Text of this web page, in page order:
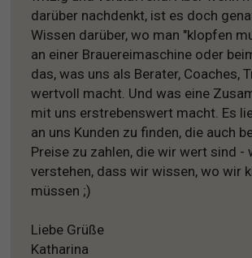
darüber nachdenkt, ist es doch
Wissen darüber, wo man "klopfen
an einer Brauereimaschine oder
das, was uns als Berater, Coaches,
wertvoll macht. Und was eine
mit uns erstrebenswert macht. Es
an uns Kunden zu finden, die auch
Preise zu zahlen, die wir wert sind -
verstehen, dass wir wissen, wo wir
müssen ;)
Liebe Grüße
Katharina